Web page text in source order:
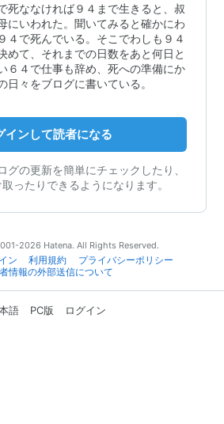
死ななければ９４まで生きると、叔
にいわれた。聞いてみると確かにわ
４で死んでいる。そこでわしも９４
めて、それまでの日数をあと何日と
６４で仕事も辞め、死への準備にか
日々をブログに書いている。
インして読者になる
グの更新を簡単にチェックしたり、
ったりできるようになります。
2026 Hatena. All Rights Reserved.
ン 利用規約
プライバシーポリシー
情報の外部送信について
語 PC版 ログイン